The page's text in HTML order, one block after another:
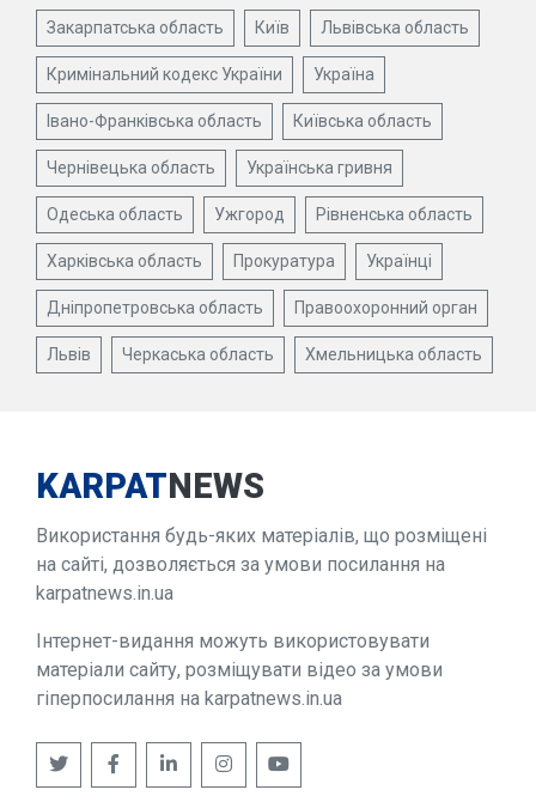
Закарпатська область Київ Львівська область
Кримінальний кодекс України Україна
Івано-Франківська область Київська область
Чернівецька область Українська гривня
Одеська область Ужгород Рівненська область
Харківська область Прокуратура Українці
Дніпропетровська область Правоохоронний орган
Львів Черкаська область Хмельницька область
KARPATNEWS
Використання будь-яких матеріалів, що розміщені
на сайті, дозволяється за умови посилання на
karpatnews.in.ua
Інтернет-видання можуть використовувати
матеріали сайту, розміщувати відео за умови
гіперпосилання на karpatnews.in.ua